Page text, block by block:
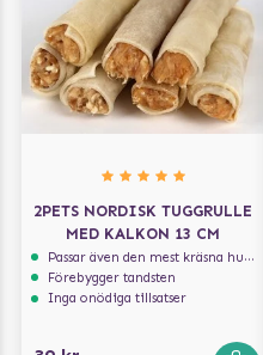
2PETS NORDISK TUGGRULLE
MED KALKON 13 CM
Passar även den mest kräsna hunden
Förebygger tandsten
Inga onödiga tillsatser